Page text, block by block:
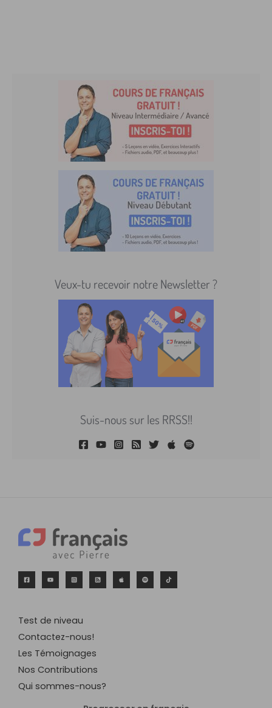
Veux-tu recevoir notre Newsletter ?
Suis-nous sur les RRSS!!
Test de niveau
Contactez-nous!
Les Témoignages
Nos Contributions
Qui sommes-nous?